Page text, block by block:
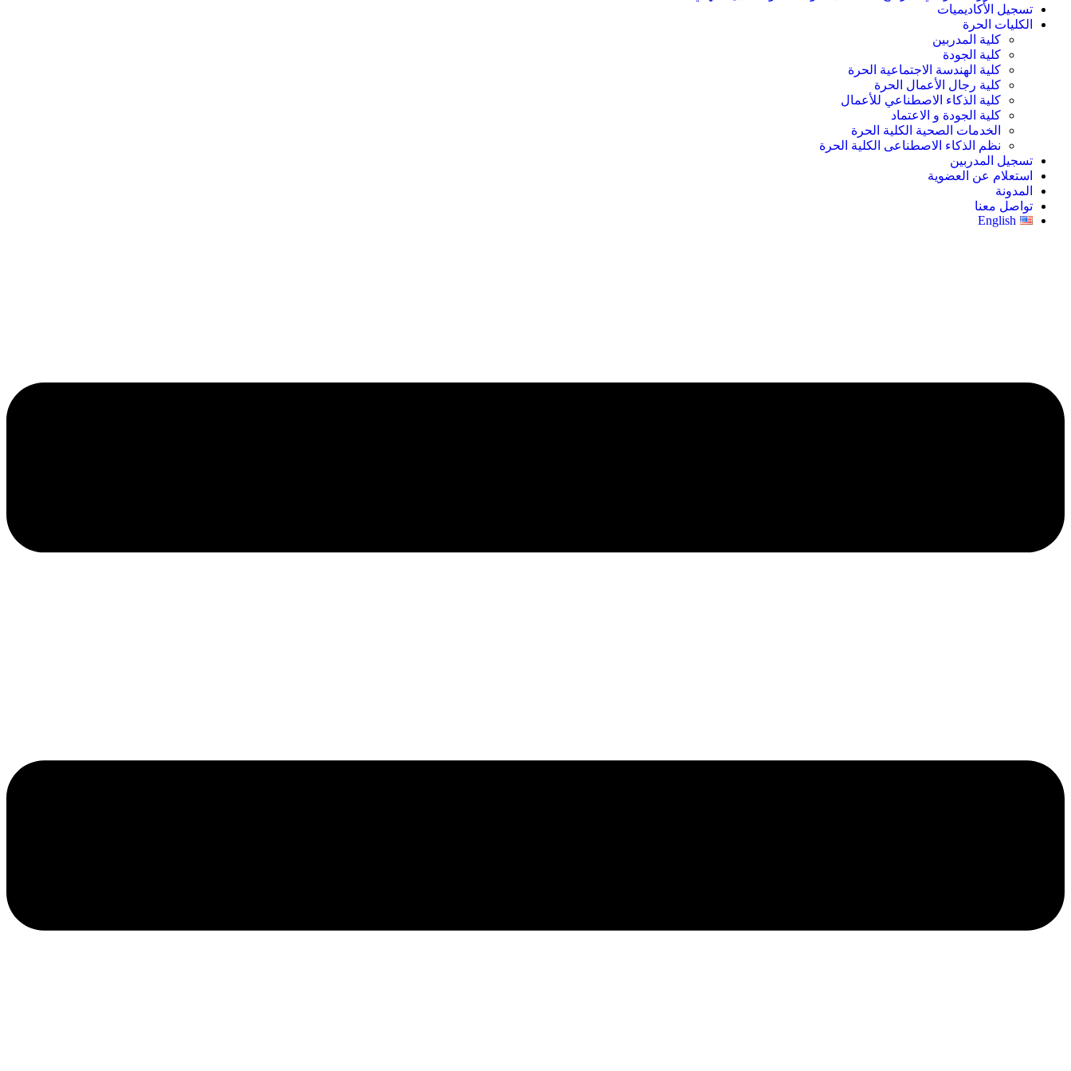
تسجيل الأكاديميات
الكليات الحرة
كلية المدربين
كلية الجودة
كلية الهندسة الاجتماعية الحرة
كلية رجال الأعمال الحرة
كلية الذكاء الاصطناعي للأعمال
كلية الجودة و الاعتماد
الخدمات الصحية الكلية الحرة
نظم الذكاء الاصطناعى الكلية الحرة
تسجيل المدربين
استعلام عن العضوية
المدونة
تواصل معنا
English